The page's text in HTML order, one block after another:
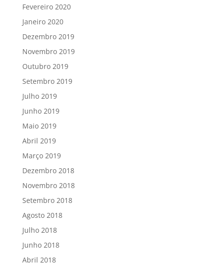
Fevereiro 2020
Janeiro 2020
Dezembro 2019
Novembro 2019
Outubro 2019
Setembro 2019
Julho 2019
Junho 2019
Maio 2019
Abril 2019
Março 2019
Dezembro 2018
Novembro 2018
Setembro 2018
Agosto 2018
Julho 2018
Junho 2018
Abril 2018